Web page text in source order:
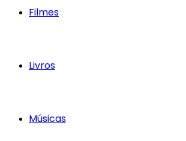
Filmes
Livros
Músicas